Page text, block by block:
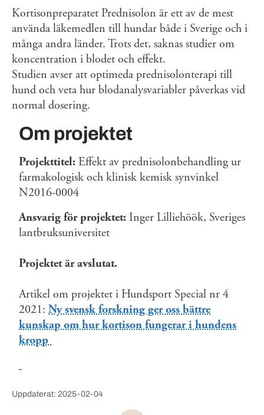
Kortisonpreparatet Prednisolon är ett av de mest
använda läkemedlen till hundar både i Sverige och i
många andra länder. Trots det, saknas studier om
koncentration i blodet och effekt.
Studien avser att optimeda prednisolonterapi till
hund och veta hur blodanalysvariabler påverkas vid
normal dosering.
Om projektet
Projekttitel: Effekt av prednisolonbehandling ur
farmakologisk och klinisk kemisk synvinkel
N2016-0004
Ansvarig för projektet: Inger Lilliehöök, Sveriges
lantbruksuniversitet
Projektet är avslutat.
Artikel om projektet i Hundsport Special nr 4
2021: Ny svensk forskning ger oss bättre
kunskap om hur kortison fungerar i hundens
kropp
Uppdaterat: 2025-02-04